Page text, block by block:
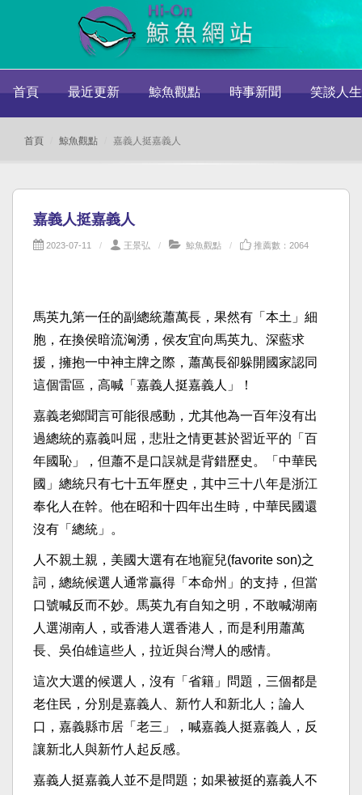
首頁 最近更新 鯨魚觀點 時事新聞 笑談人生
首頁 鯨魚觀點 嘉義人挺嘉義人
嘉義人挺嘉義人
2023-07-11 王景弘 鯨魚觀點 推薦數：2064
馬英九第一任的副總統蕭萬長，果然有「本土」細
胞，在換侯暗流洶湧，侯友宜向馬英九、深藍求
援，擁抱一中神主牌之際，蕭萬長卻躲開國家認同
這個雷區，高喊「嘉義人挺嘉義人」！
嘉義老鄉聞言可能很感動，尤其他為一百年沒有出
過總統的嘉義叫屈，悲壯之情更甚於習近平的「百
年國恥」，但蕭不是口誤就是背錯歷史。「中華民
國」總統只有七十五年歷史，其中三十八年是浙江
奉化人在幹。他在昭和十四年出生時，中華民國還
沒有「總統」。
人不親土親，美國大選有在地寵兒(favorite son)之
詞，總統候選人通常贏得「本命州」的支持，但當
口號喊反而不妙。馬英九有自知之明，不敢喊湖南
人選湖南人，或香港人選香港人，而是利用蕭萬
長、吳伯雄這些人，拉近與台灣人的感情。
這次大選的候選人，沒有「省籍」問題，三個都是
老住民，分別是嘉義人、新竹人和新北人；論人
口，嘉義縣市居「老三」，喊嘉義人挺嘉義人，反
讓新北人與新竹人起反感。
嘉義人挺嘉義人並不是問題；如果被挺的嘉義人不